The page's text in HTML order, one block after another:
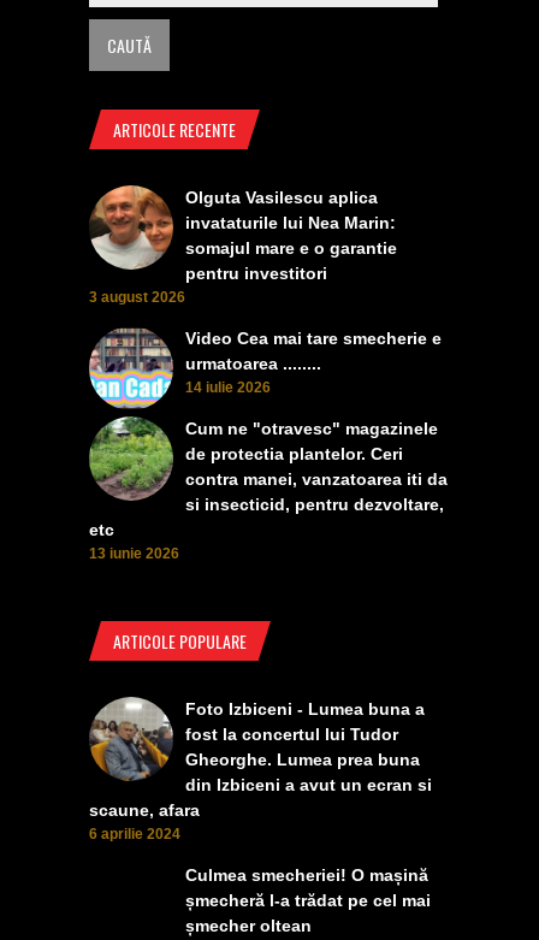
ARTICOLE RECENTE
Olguta Vasilescu aplica
invataturile lui Nea Marin:
somajul mare e o garantie
pentru investitori
3 august 2026
Video Cea mai tare smecherie e
urmatoarea ........
14 iulie 2026
Cum ne "otravesc" magazinele
de protectia plantelor. Ceri
contra manei, vanzatoarea iti da
si insecticid, pentru dezvoltare,
etc
13 iunie 2026
ARTICOLE POPULARE
Foto Izbiceni - Lumea buna a
fost la concertul lui Tudor
Gheorghe. Lumea prea buna
din Izbiceni a avut un ecran si
scaune, afara
6 aprilie 2024
Culmea smecheriei! O mașină
șmecheră l-a trădat pe cel mai
șmecher oltean